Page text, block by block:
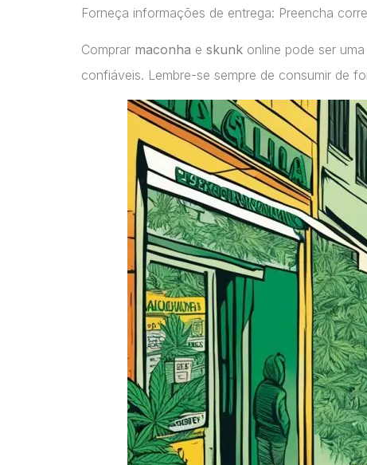
Forneça informações de entrega: Preencha
Comprar maconha e skunk online pode ser
confiáveis. Lembre-se sempre de consumir de